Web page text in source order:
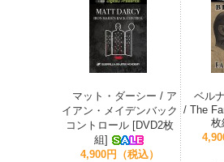
マット・ダーシー / ア
イアン・メイデンバック
コントロール [DVD2枚
組]
4,900円（税込）
ベル
/ The
枚